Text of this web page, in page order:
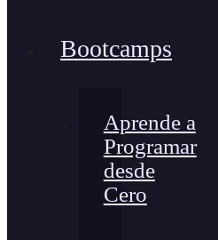
Bootcamps
Aprende a
Programar
desde
Cero